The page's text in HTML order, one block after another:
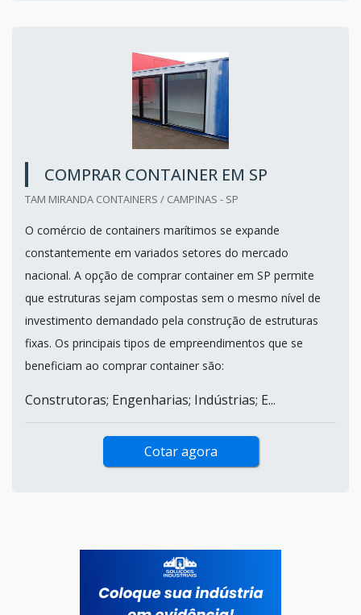
COMPRAR CONTAINER EM SP
TAM MIRANDA CONTAINERS / CAMPINAS - SP
O comércio de containers marítimos se expande
constantemente em variados setores do mercado
nacional. A opção de comprar container em SP permite
que estruturas sejam compostas sem o mesmo nível de
investimento demandado pela construção de estruturas
fixas. Os principais tipos de empreendimentos que se
beneficiam ao comprar container são:
Construtoras; Engenharias; Indústrias; E...
Cotar agora